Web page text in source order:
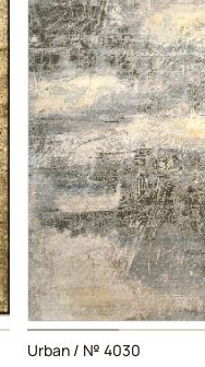
Urban / № 4030